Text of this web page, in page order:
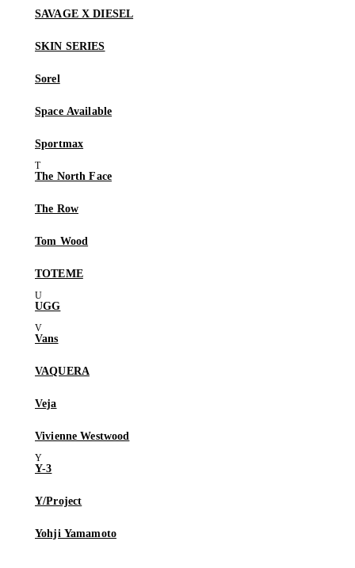
SAVAGE X DIESEL
SKIN SERIES
Sorel
Space Available
Sportmax
The North Face
The Row
Tom Wood
TOTEME
UGG
Vans
VAQUERA
Veja
Vivienne Westwood
Y-3
Y/Project
Yohji Yamamoto